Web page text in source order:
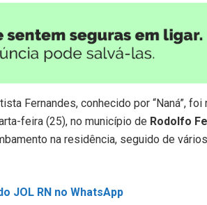
Fernandes, conhecido por “Naná”,
feira (25), no município de Rodolfo
na residência, seguido de
JOL RN no WhatsApp